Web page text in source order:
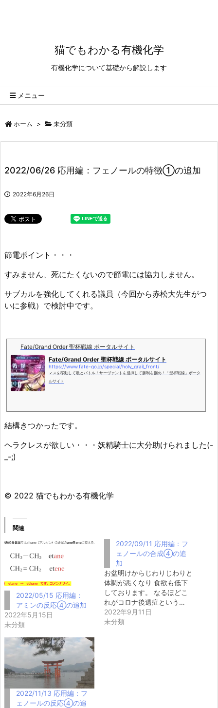
猫でもわかる有機化学
有機化学について基礎から解説します
メニュー
ホーム > 未分類
2022/06/26 応用編：フェノールの特徴①の追加
2022年6月26日
節電ポイント・・・
すみません、死にたくないので節電には協力しません。
サブカルを強化してくれる議員（今回から赤松大先生がつ
いに参戦）で検討中です。
Fate/Grand Order 聖杯戦線 ポータルサイト
Fate/Grand Order 聖杯戦線 ポータルサイト
https://www.fate-go.jp/special/holy_grail_front/
マスを移動して敵とバトル！サーヴァントを指揮して勝利を掴め！「聖杯戦線」ポータ
ルサイト
結構きつかったです。
ヘラクレスが欲しい・・・妖精騎士に大分助けられました(-
_-;)
© 2022 猫でもわかる有機化学
関連
2022/05/15 応用編：
アミンの反応④の追加
2022年5月15日
未分類
2022/09/11 応用編：フ
ェノールの合成④の追
加
お盆明けからじわりじわりと
体調が悪くなり 食欲も低下
しております。 なるほどこ
れがコロナ後遺症という…
2022年9月11日
未分類
2022/11/13 応用編：フ
ェノールの反応④の追